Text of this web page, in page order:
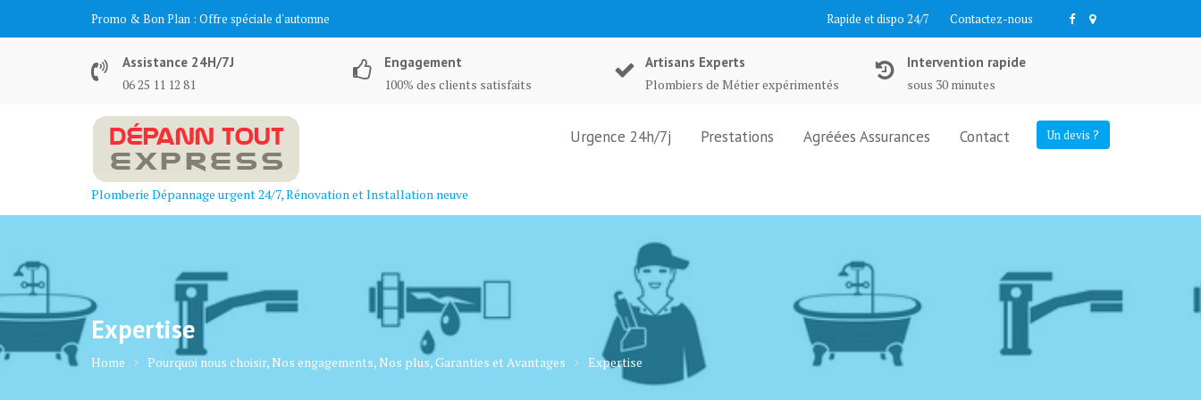
Promo & Bon Plan : Offre spéciale d'automne Rapide et dispo 24/7 Contactez-nous
Assistance 24H/7J
06 25 11 12 81
Engagement
100% des clients satisfaits
Artisans Experts
Plombiers de Métier expérimentés
Intervention rapide
sous 30 minutes
Plomberie Dépannage urgent 24/7, Rénovation et Installation neuve
Un devis ?
Urgence 24h/7j Prestations Agréées Assurances Contact
Expertise
Home Pourquoi nous choisir, Nos engagements, Nos plus, Garanties et Avantages Expertise